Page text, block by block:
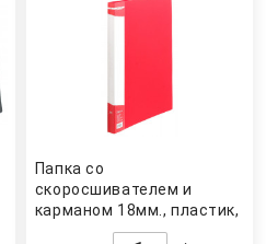
Папка со
скоросшивателем и
карманом 18мм., пластик,
красн. BuroMax